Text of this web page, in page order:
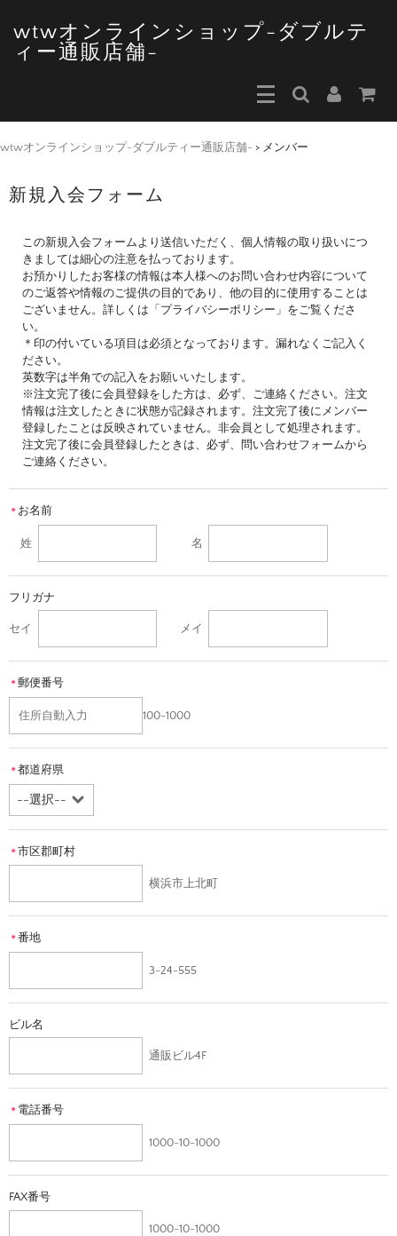
wtwオンラインショップ-ダブルテ
ィー通販店舗-
wtwオンラインショップ-ダブルティー通販店舗- > メンバー
新規入会フォーム
この新規入会フォームより送信いただく、個人情報の取り扱いにつ
きましては細心の注意を払っております。
お預かりしたお客様の情報は本人様へのお問い合わせ内容について
のご返答や情報のご提供の目的であり、他の目的に使用することは
ございません。詳しくは「プライバシーポリシー」をご覧くださ
い。
＊印の付いている項目は必須となっております。漏れなくご記入く
ださい。
英数字は半角での記入をお願いいたします。
※注文完了後に会員登録をした方は、必ず、ご連絡ください。注文
情報は注文したときに状態が記録されます。注文完了後にメンバー
登録したことは反映されていません。非会員として処理されます。
注文完了後に会員登録したときは、必ず、問い合わせフォームから
ご連絡ください。
＊ お名前
姓 名
フリガナ
セイ メイ
＊郵便番号
100-1000
＊都道府県
＊市区郡町村
横浜市上北町
＊番地
3-24-555
ビル名
通販ビル4F
＊ 電話番号
1000-10-1000
FAX番号
1000-10-1000